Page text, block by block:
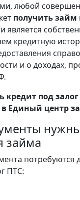
любой
получить займ
является
кредитную
и о доходах,
кредит под
Единый центр
займа
ПТС: